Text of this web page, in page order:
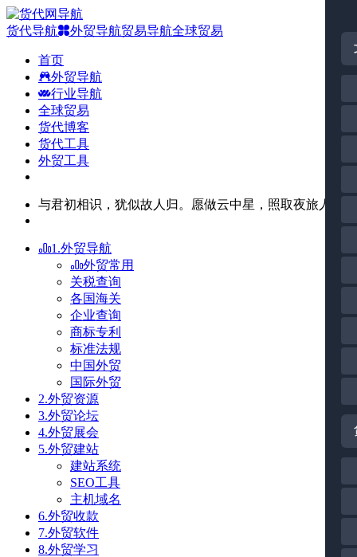
货代导航 外贸导航贸易导航全球贸易
首页
外贸导航
行业导航
全球贸易
货代博客
货代工具
外贸工具
与君初相识，犹似故人归。愿做云中星，照取夜旅人。
1.外贸导航
外贸常用
关税查询
各国海关
企业查询
商标专利
标准法规
中国外贸
国际外贸
2.外贸资源
3.外贸论坛
4.外贸展会
5.外贸建站
建站系统
SEO工具
主机域名
6.外贸收款
7.外贸软件
8.外贸学习